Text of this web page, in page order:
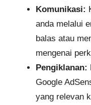
Komunikasi:
anda melalui
balas atau
mengenai
Pengiklanan:
Google
yang relevan